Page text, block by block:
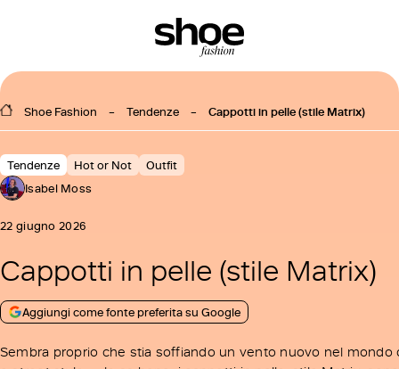
Shoe Fashion Tendenze Cappotti in pelle (stile Matrix)
Tendenze Hot or Not
Outfit
Isabel Moss
22 giugno 2026
Cappotti in pelle (stile Matrix)
Aggiungi come fonte preferita su Google
Sembra proprio che stia soffiando un vento nuovo nel